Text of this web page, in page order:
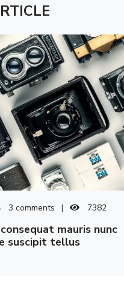
3comments 7382
suscipit tellus